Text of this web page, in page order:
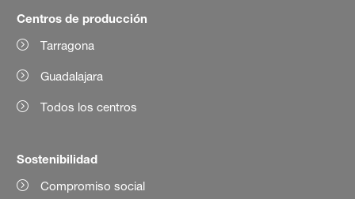
Centros de producción
Tarragona
Guadalajara
Todos los centros
Sostenibilidad
Compromiso social